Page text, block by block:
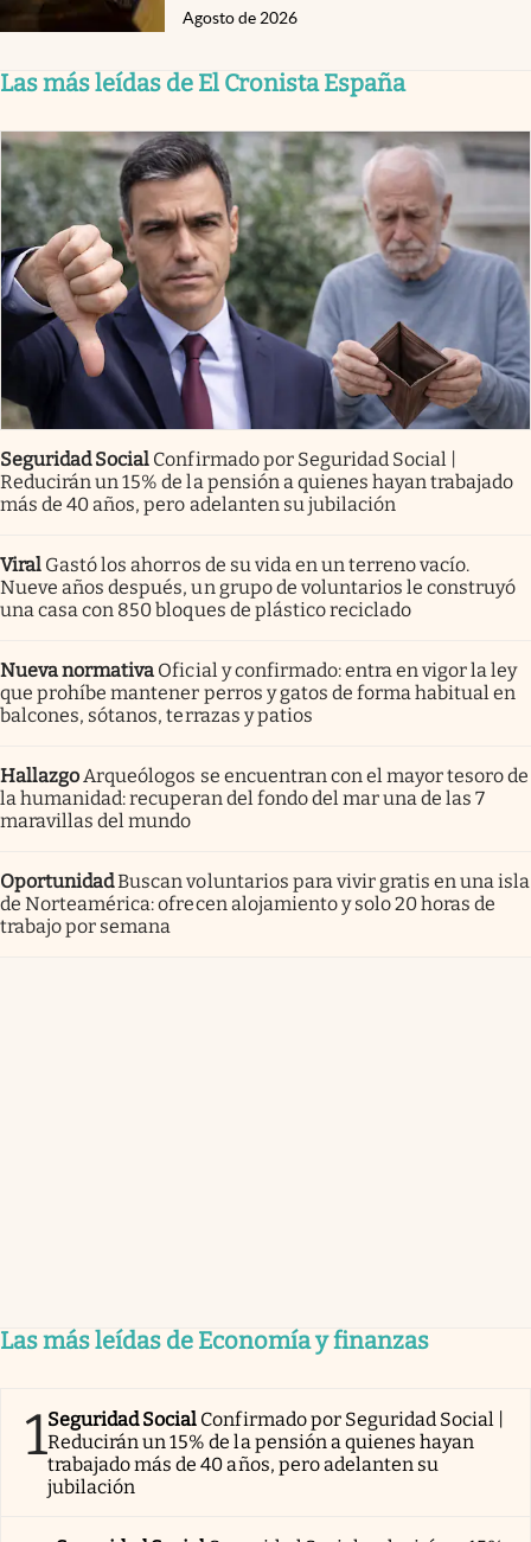
Agosto de 2026
Las más leídas de El Cronista España
Seguridad Social Confirmado por Seguridad Social |
Reducirán un 15% de la pensión a quienes hayan trabajado
más de 40 años, pero adelanten su jubilación
Viral Gastó los ahorros de su vida en un terreno vacío.
Nueve años después, un grupo de voluntarios le construyó
una casa con 850 bloques de plástico reciclado
Nueva normativa Oficial y confirmado: entra en vigor la ley
que prohíbe mantener perros y gatos de forma habitual en
balcones, sótanos, terrazas y patios
Hallazgo Arqueólogos se encuentran con el mayor tesoro de
la humanidad: recuperan del fondo del mar una de las 7
maravillas del mundo
OportunidadBuscan voluntarios para vivir gratis en una isla
de Norteamérica: ofrecen alojamiento y solo 20 horas de
trabajo por semana
Las más leídas de Economía y finanzas
1Seguridad Social Confirmado por Seguridad Social |
Reducirán un 15% de la pensión a quienes hayan
trabajado más de 40 años, pero adelanten su
jubilación